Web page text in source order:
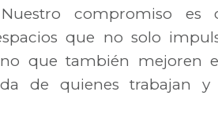
Nuestro compromiso
que no solo
que también mejoren
de quienes trabajan y